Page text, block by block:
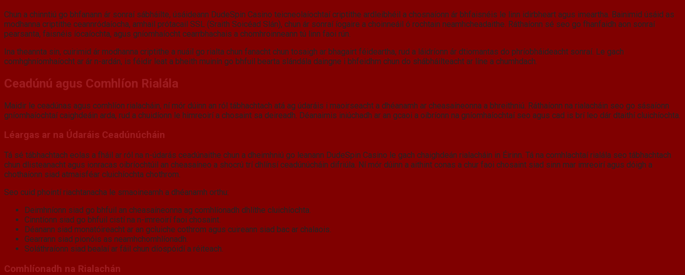
Chun a chinntiú go bhfanann ár sonraí sábháilte, úsáideann DudeSpin Casino teicneolaíochtaí criptithe ardleibhéil a chosnaíonn ár bhfaisnéis le linn idirbheart agus imeartha. Bainimid úsáid as
modhanna criptithe ceannródaíocha, amhail prótacail SSL (Sraith Soicéad Slán), chun ár sonraí íogaire a choinneáil ó rochtain neamhcheadaithe. Ráthaíonn sé seo go fhanfaidh aon sonraí
pearsanta, faisnéis íocaíochta, agus gníomhaíocht cearrbhachais a chomhroinneann tú linn faoi rún.
Ina theannta sin, cuirimid ár modhanna criptithe a nuáil go rialta chun fanacht chun tosaigh ar bhagairt féideartha, rud a láidríonn ár dtiomantas do phríobháideacht sonraí. Le gach
comhghníomhaíocht ar ár n-ardán, is féidir leat a bheith muinín go bhfuil bearta slándála daingne i bhfeidhm chun do shábháilteacht ar líne a chumhdach.
Ceadúnú agus Comhlíon Rialála
Maidir le ceadúnas agus comhlíon rialacháin, ní mór dúinn an ról tábhachtach atá ag údaráis i maoirseacht a dhéanamh ar cheasaíneonna a bhreithniú. Ráthaíonn na rialacháin seo go sásaíonn
gníomhaíochtaí caighdeáin arda, rud a chuidíonn le himreoirí a chosaint sa deireadh. Déanaimis iniúchadh ar an gcaoi a oibríonn na gníomhaíochtaí seo agus cad is brí leo dár dtaithí cluichíochta.
Léargas ar na Údaráis Ceadúnúcháin
Tá sé tábhachtach eolas a fháil ar ról na n-údarás ceadúnaithe chun a dheimhniú go leanann DudeSpin Casino le gach chaighdeán rialacháin in Éirinn. Tá na comhlachtaí rialála seo tábhachtach
chun dlisteanacht agus ionracas oibríochtúil an cheasaíneo a shocrú trí dhlínsí ceadúnúcháin difriúla. Ní mór dúinn a aithint conas a chur faoi chosaint siad sinn mar imreoirí agus dóigh a
chothaíonn siad atmaisféar cluichíochta chothrom.
Seo cuid phointí riachtanacha le smaoineamh a dhéanamh orthu:
Deimhníonn siad go bhfuil an cheasaíneonna ag comhlíonadh dhlíthe cluichíochta.
Cinntíonn siad go bhfuil cistí na n-imreoirí faoi chosaint.
Déanann siad monatóireacht ar an gcluiche cothrom agus cuireann siad bac ar chalaois.
Gearrann siad pionóis as neamhchomhlíonadh.
Soláthraíonn siad bealaí ar fáil chun díospóidí a réiteach.
Comhlíonadh na Rialachán